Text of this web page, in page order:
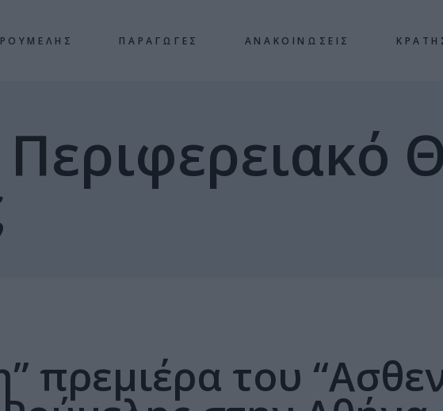
ΠΑΡΑΓΩΓΕΣ ΑΝΑΚΟΙΝΩΣΕΙΣ
πρεμιέρα του